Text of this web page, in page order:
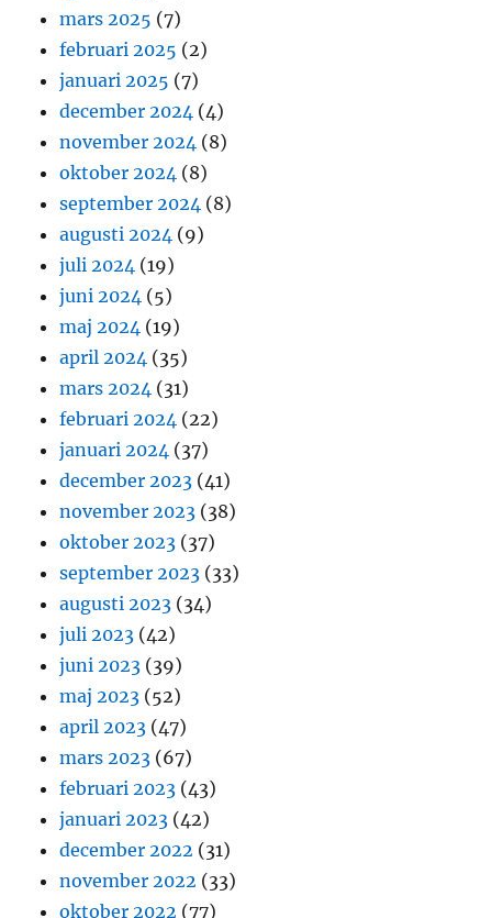
mars 2025 (7)
februari 2025 (2)
januari 2025 (7)
december 2024 (4)
november 2024 (8)
oktober 2024 (8)
september 2024 (8)
augusti 2024 (9)
juli 2024 (19)
juni 2024 (5)
maj 2024 (19)
april 2024 (35)
mars 2024 (31)
februari 2024 (22)
januari 2024 (37)
december 2023 (41)
november 2023 (38)
oktober 2023 (37)
september 2023 (33)
augusti 2023 (34)
juli 2023 (42)
juni 2023 (39)
maj 2023 (52)
april 2023 (47)
mars 2023 (67)
februari 2023 (43)
januari 2023 (42)
december 2022 (31)
november 2022 (33)
oktober 2022 (77)